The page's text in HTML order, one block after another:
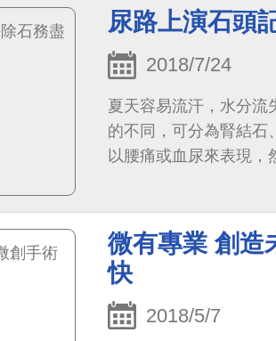
尿路上演石頭
2018/7/24
夏天容易流汗，水分流
的不同，可分為腎結石
以腰痛或血尿來表現，
微有專業 創造
快
2018/5/7